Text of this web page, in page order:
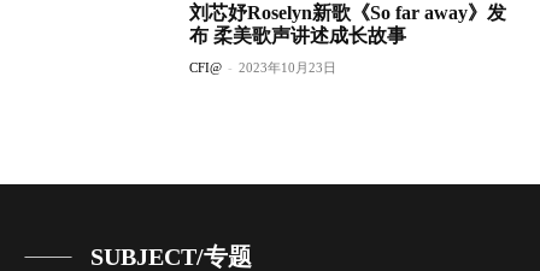
刘芯妤Roselyn新歌《So far away》发
布 柔美歌声讲述成长故事
CFI@ - 2023年10月23日
SUBJECT/专题